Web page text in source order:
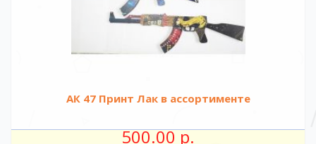
АК 47 Принт Лак в ассортименте
500.00 р.